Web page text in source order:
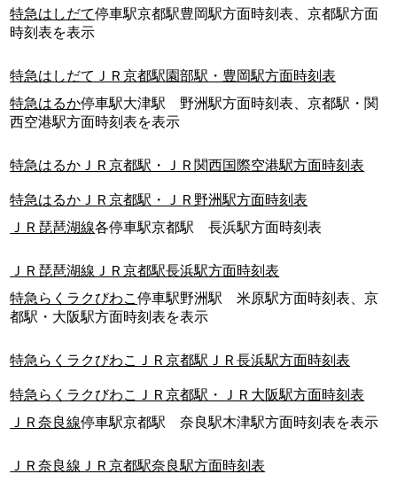
特急はしだて停車駅京都駅豊岡駅方面時刻表、京都駅方面
時刻表を表示
特急はしだてＪＲ京都駅園部駅・豊岡駅方面時刻表
特急はるか停車駅大津駅 野洲駅方面時刻表、京都駅・関
西空港駅方面時刻表を表示
特急はるかＪＲ京都駅・ＪＲ関西国際空港駅方面時刻表
特急はるかＪＲ京都駅・ＪＲ野洲駅方面時刻表
ＪＲ琵琶湖線各停車駅京都駅 長浜駅方面時刻表
ＪＲ琵琶湖線ＪＲ京都駅長浜駅方面時刻表
特急らくラクびわこ停車駅野洲駅 米原駅方面時刻表、京
都駅・大阪駅方面時刻表を表示
特急らくラクびわこＪＲ京都駅ＪＲ長浜駅方面時刻表
特急らくラクびわこＪＲ京都駅・ＪＲ大阪駅方面時刻表
ＪＲ奈良線停車駅京都駅 奈良駅木津駅方面時刻表を表示
ＪＲ奈良線ＪＲ京都駅奈良駅方面時刻表